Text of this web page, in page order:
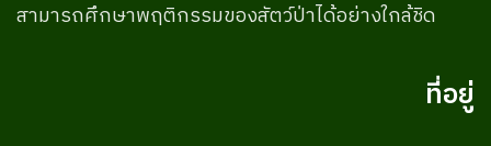
สามารถศึกษาพฤติกรรมของสัตว์ป่าได้อย่างใกล้ชิด
ที่อยู่